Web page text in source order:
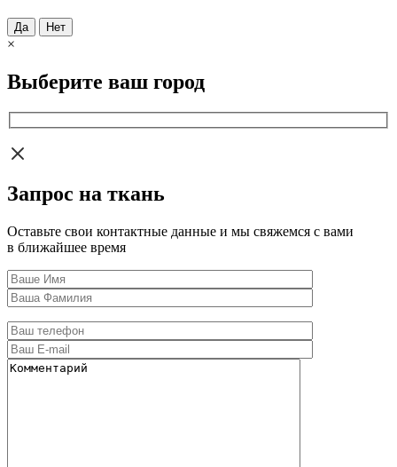
Да Нет
×
Выберите ваш город
Запрос на ткань
Оставьте свои контактные данные и мы свяжемся с вами
в ближайшее время